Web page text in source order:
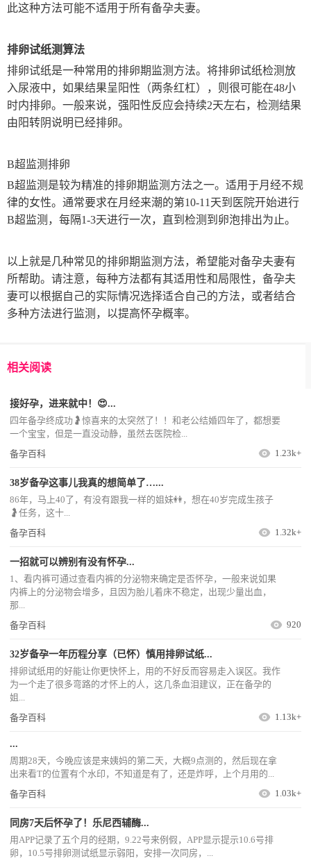
此这种方法可能不适用于所有备孕夫妻。
排卵试纸测算法
排卵试纸是一种常用的排卵期监测方法。将排卵试纸检测放
入尿液中，如果结果呈阳性（两条红杠），则很可能在48小
时内排卵。一般来说，强阳性反应会持续2天左右，检测结果
由阳转阴说明已经排卵。
B超监测排卵
B超监测是较为精准的排卵期监测方法之一。适用于月经不规
律的女性。通常要求在月经来潮的第10-11天到医院开始进行
B超监测，每隔1-3天进行一次，直到检测到卵泡排出为止。
以上就是几种常见的排卵期监测方法，希望能对备孕夫妻有
所帮助。请注意，每种方法都有其适用性和局限性，备孕夫
妻可以根据自己的实际情况选择适合自己的方法，或者结合
多种方法进行监测，以提高怀孕概率。
相关阅读
接好孕，进来就中！😍...
四年备孕终成功🤰惊喜来的太突然了！！和老公结婚四年了，都想要
一个宝宝，但是一直没动静，虽然去医院检...
备孕百科
1.23k+
38岁备孕这事儿我真的想简单了…...
86年，马上40了，有没有跟我一样的姐妹👭，想在40岁完成生孩子
🤰任务，这十...
备孕百科
1.32k+
一招就可以辨别有没有怀孕...
1、看内裤可通过查看内裤的分泌物来确定是否怀孕，一般来说如果
内裤上的分泌物会增多，且因为胎儿着床不稳定，出现少量出血，
那...
备孕百科
920
32岁备孕一年历程分享（已怀）慎用排卵试纸...
排卵试纸用的好能让你更快怀上，用的不好反而容易走入误区。我作
为一个走了很多弯路的才怀上的人，这几条血泪建议，正在备孕的
姐...
备孕百科
1.13k+
...
周期28天，今晚应该是来姨妈的第二天，大概9点测的，然后现在拿
出来看T的位置有个水印，不知道是有了，还是炸呼，上个月用的...
备孕百科
1.03k+
同房7天后怀孕了！乐尼西辅酶...
用APP记录了五个月的经期，9.22号来例假，APP显示提示10.6号排
卵，10.5号排卵测试纸显示弱阳，安排一次同房，...